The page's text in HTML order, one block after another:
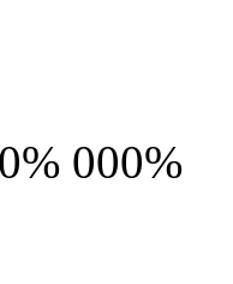
000%